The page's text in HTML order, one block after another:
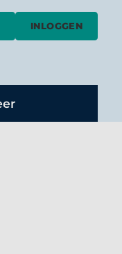
INLOGGEN